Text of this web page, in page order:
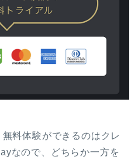
料体験ができるのはクレ
なので、どちらか一方を